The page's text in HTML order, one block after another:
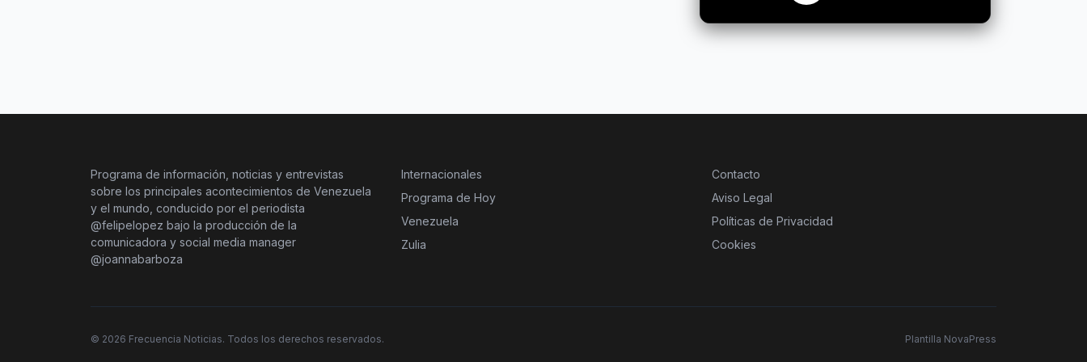
Programa de información, noticias y entrevistas
sobre los principales acontecimientos de Venezuela
y el mundo, conducido por el periodista
@felipelopez bajo la producción de la
comunicadora y social media manager
@joannabarboza
Internacionales
Programa de Hoy
Venezuela
Zulia
Contacto
Aviso Legal
Políticas de Privacidad
Cookies
© 2026 Frecuencia Noticias. Todos los derechos reservados. Plantilla NovaPress